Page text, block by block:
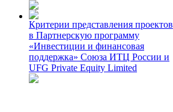
Критерии представления проектов
в Партнерскую программу
«Инвестиции и финансовая
поддержка» Союза ИТЦ России и
UFG Private Equity Limited